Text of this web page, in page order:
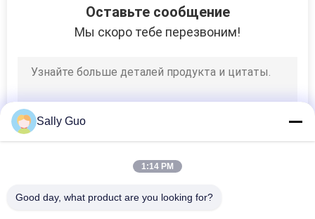
Оставьте сообщение
Мы скоро тебе перезвоним!
Sally Guo
1:14 PM
Good day, what product are you looking for?